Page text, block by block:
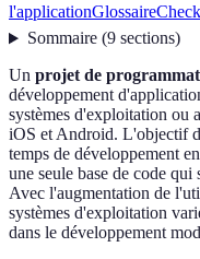
l'applicationGlossaire
Sommaire(9 sections)
Un projet de
développement
systèmes d'exploitation ou
iOS et Android. L'objectif
temps de développement
une seule base de code
Avec l'augmentation de
systèmes d'exploitation
dans le développement